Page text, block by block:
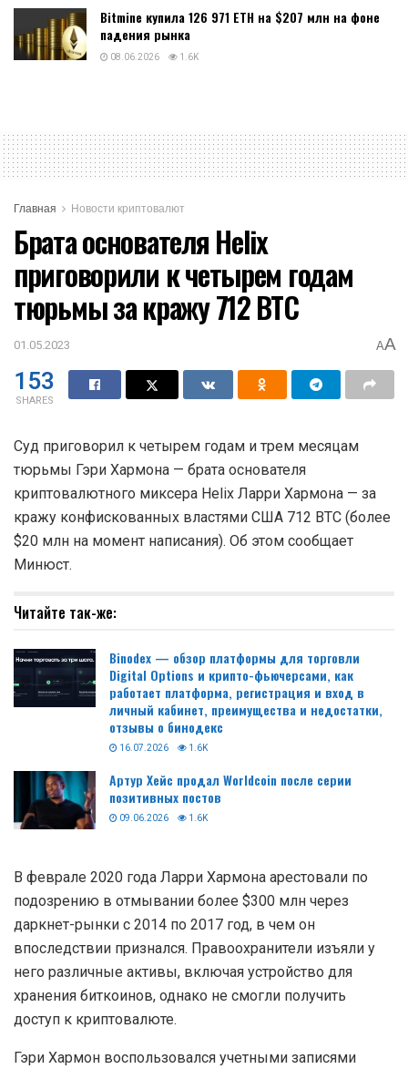
Bitmine купила 126 971 ETH на $207 млн на фоне
падения рынка
08.06.2026 1.6K
Главная Новости криптовалют
Брата основателя Helix
приговорили к четырем годам
тюрьмы за кражу 712 BTC
01.05.2023 AA
153
SHARES
Суд приговорил к четырем годам и трем месяцам
тюрьмы Гэри Хармона — брата основателя
криптовалютного миксера Helix Ларри Хармона — за
кражу конфискованных властями США 712 BTC (более
$20 млн на момент написания). Об этом сообщает
Минюст.
Читайте так-же:
Binodex — обзор платформы для торговли
Digital Options и крипто-фьючерсами, как
работает платформа, регистрация и вход в
личный кабинет, преимущества и недостатки,
отзывы о бинодекс
16.07.2026 1.6K
Артур Хейс продал Worldcoin после серии
позитивных постов
09.06.2026 1.6K
В феврале 2020 года Ларри Хармона арестовали по
подозрению в отмывании более $300 млн через
даркнет-рынки с 2014 по 2017 год, в чем он
впоследствии признался. Правоохранители изъяли у
него различные активы, включая устройство для
хранения биткоинов, однако не смогли получить
доступ к криптовалюте.
Гэри Хармон воспользовался учетными записями